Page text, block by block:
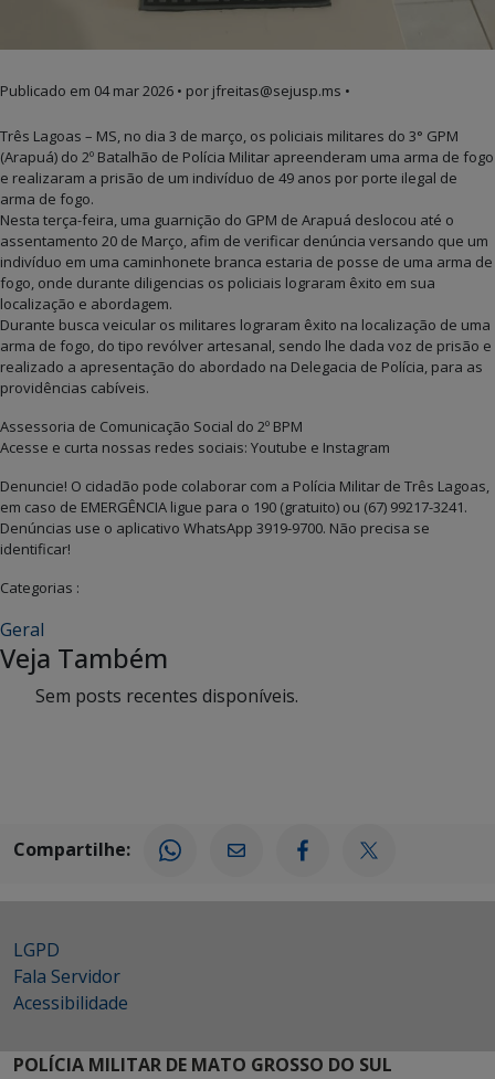
Publicado em 04 mar 2026 • por jfreitas@sejusp.ms •
Três Lagoas – MS, no dia 3 de março, os policiais militares do 3° GPM
(Arapuá) do 2º Batalhão de Polícia Militar apreenderam uma arma de fogo
e realizaram a prisão de um indivíduo de 49 anos por porte ilegal de
arma de fogo.
Nesta terça-feira, uma guarnição do GPM de Arapuá deslocou até o
assentamento 20 de Março, afim de verificar denúncia versando que um
indivíduo em uma caminhonete branca estaria de posse de uma arma de
fogo, onde durante diligencias os policiais lograram êxito em sua
localização e abordagem.
Durante busca veicular os militares lograram êxito na localização de uma
arma de fogo, do tipo revólver artesanal, sendo lhe dada voz de prisão e
realizado a apresentação do abordado na Delegacia de Polícia, para as
providências cabíveis.
Assessoria de Comunicação Social do 2º BPM
Acesse e curta nossas redes sociais: Youtube e Instagram
Denuncie! O cidadão pode colaborar com a Polícia Militar de Três Lagoas,
em caso de EMERGÊNCIA ligue para o 190 (gratuito) ou (67) 99217-3241.
Denúncias use o aplicativo WhatsApp 3919-9700. Não precisa se
identificar!
Categorias :
Geral
Veja Também
Sem posts recentes disponíveis.
Compartilhe:
LGPD
Fala Servidor
Acessibilidade
POLÍCIA MILITAR DE MATO GROSSO DO SUL